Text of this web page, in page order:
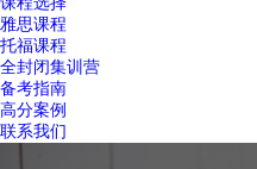
雅思课程
托福课程
全封闭集训营
备考指南
高分案例
联系我们